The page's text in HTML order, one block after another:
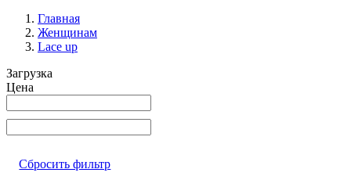
Главная
Женщинам
Lace up
Загрузка
Цена
Сбросить фильтр